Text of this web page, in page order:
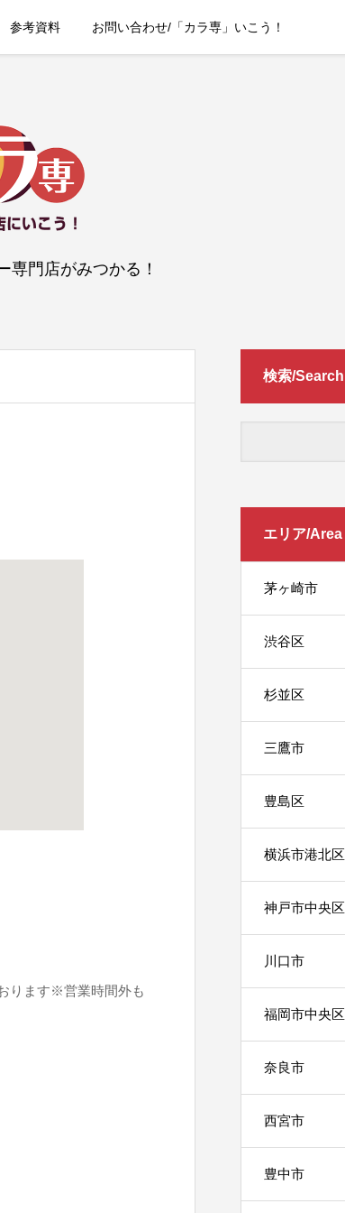
参考資料 お問い合わせ/「カラ専」いこう！
専門店がみつかる！
ります※営業時間外も
検索/Search
エリア/Area
茅ヶ崎市
渋谷区
杉並区
三鷹市
豊島区
横浜市港北区
神戸市中央区
川口市
福岡市中央区
奈良市
西宮市
豊中市